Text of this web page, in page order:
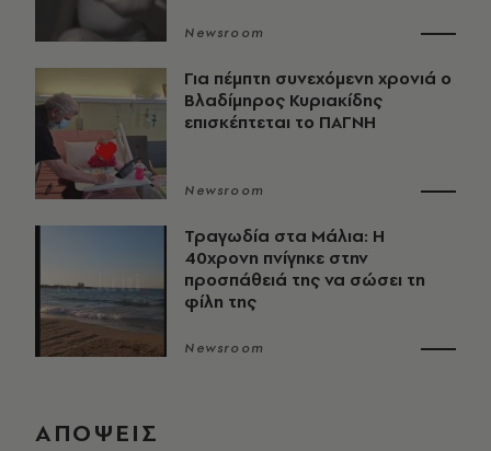
Newsroom
Για πέμπτη συνεχόμενη χρονιά ο
Βλαδίμηρος Κυριακίδης
επισκέπτεται το ΠΑΓΝΗ
Newsroom
Τραγωδία στα Μάλια: Η
40χρονη πνίγηκε στην
προσπάθειά της να σώσει τη
φίλη της
Newsroom
ΑΠΟΨΕΙΣ